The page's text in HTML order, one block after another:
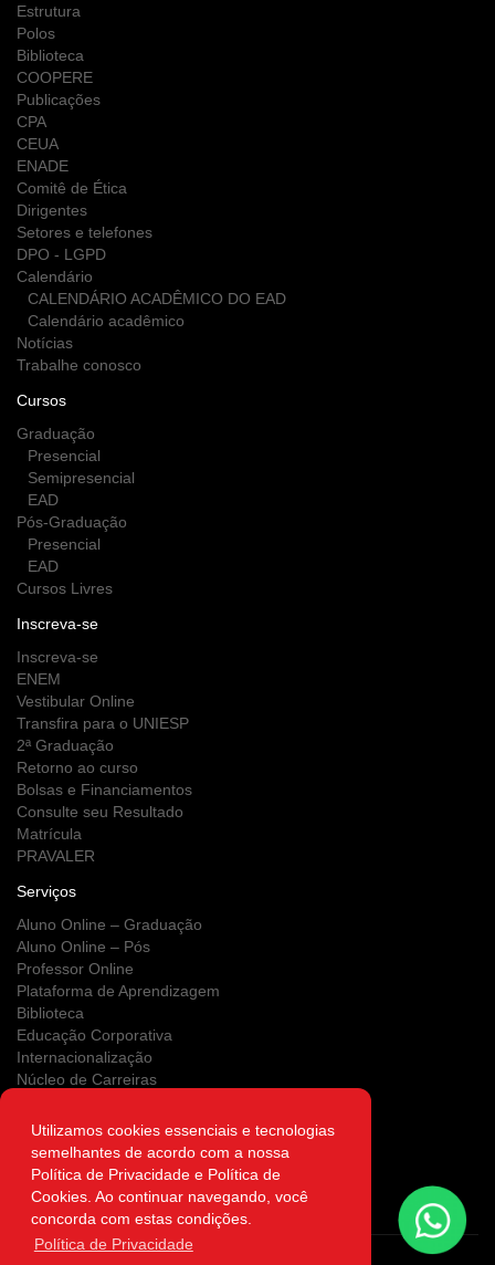
Utilizamos cookies essenciais e tecnologias
semelhantes de acordo com a nossa
Política de Privacidade e Política de
Cookies. Ao continuar navegando, você
concorda com estas condições.
Política de Privacidade
Estrutura
Polos
Biblioteca
COOPERE
Publicações
CPA
CEUA
ENADE
Comitê de Ética
Dirigentes
Setores e telefones
DPO - LGPD
Calendário
CALENDÁRIO ACADÊMICO DO EAD
Calendário acadêmico
Notícias
Trabalhe conosco
Cursos
Graduação
Presencial
Semipresencial
EAD
Pós-Graduação
Presencial
EAD
Cursos Livres
Inscreva-se
Inscreva-se
ENEM
Vestibular Online
Transfira para o UNIESP
2ª Graduação
Retorno ao curso
Bolsas e Financiamentos
Consulte seu Resultado
Matrícula
PRAVALER
Serviços
Aluno Online – Graduação
Aluno Online – Pós
Professor Online
Plataforma de Aprendizagem
Biblioteca
Educação Corporativa
Internacionalização
Núcleo de Carreiras
NUPS
Clínica Escola
Área do Egresso
Atendimento on-line
Autenticidade